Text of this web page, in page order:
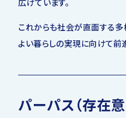
これからも社会が直面する多
よい暮らしの実現に向けて前
パーパス（存在意